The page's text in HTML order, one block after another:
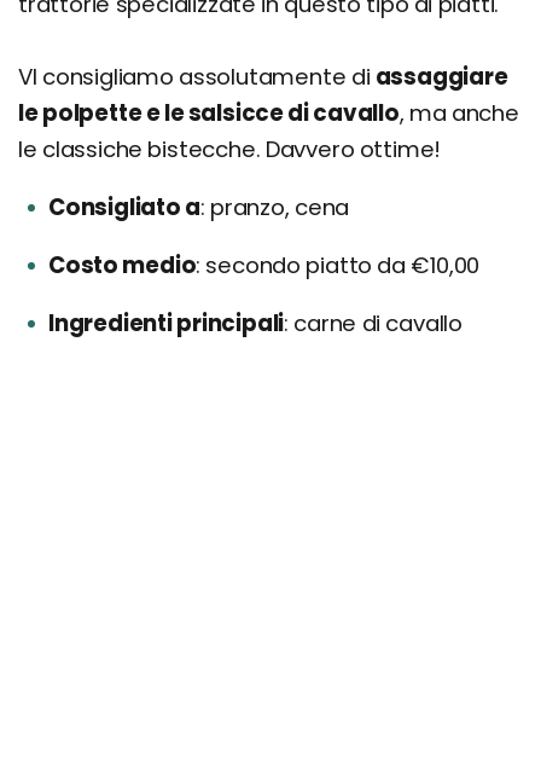
VI consigliamo assolutamente di assaggiare
le polpette e le salsicce di cavallo, ma anche
le classiche bistecche. Davvero ottime!
Consigliato a pranzo, cena
Costo medio secondo piatto da €10,00
Ingredienti principali carne di cavallo